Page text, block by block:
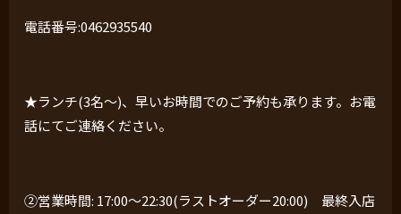
電話番号:0462935540
★ランチ(3名〜)、早いお時間でのご予約も承ります。お電
話にてご連絡ください。
②営業時間: 17:00〜22:30(ラストオーダー20:00) 最終入店